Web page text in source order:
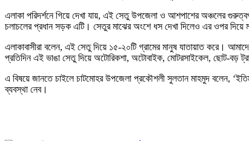
এলাকা পরিদর্শনে গিয়ে দেখা যায়, এই সেতু উপজেলা ও আশপাশের অঞ্চলের
চলাচলের প্রধান সড়ক এটি। সেতুর মাঝের অংশে ধস দেখা দিলেও এর ওপর
এলাকাবাসীরা বলেন, এই সেতু দিয়ে ১৫-২০টি গ্রামের মানুষ যাতায়াত করে।
প্রতিদিন এই ভাঙা সেতু দিয়ে অটোরিকশা, অটোবাইক, মোটরসাইকেল, ছোট-বড়
এ বিষয়ে জানতে চাইলে চাটমোহর উপজেলা প্রকৌশলী সুলতান মাহমুদ বলেন,
ব্যবস্থা নেব।